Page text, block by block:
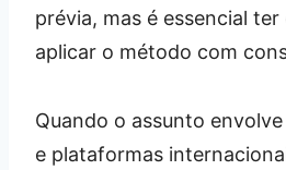
prévia, mas é essencial
aplicar o método com
Quando o assunto
e plataformas